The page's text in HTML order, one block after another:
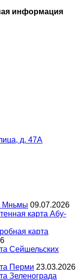
информация
д. 47А
Мньмы 09.07.2026
карта Абу-
карта
Сейшельских
Перми 23.03.2026
Зеленограда